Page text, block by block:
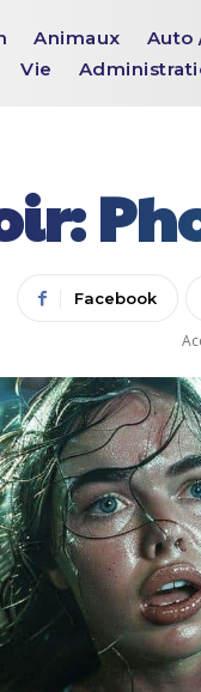
Animaux Auto
Vie
Facebook